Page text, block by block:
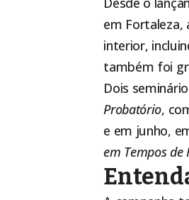
em Fortaleza,
interior,
também foi
Dois
Probatório,
e em junho,
em Tempos